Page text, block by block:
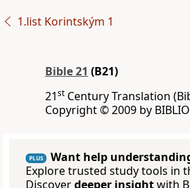
1.list Korintským 1
Bible 21 (B21)
21st Century Translation
Copyright © 2009 by
PLUS
Want help
Explore trusted study tools in
Discoverdeeper insightwith